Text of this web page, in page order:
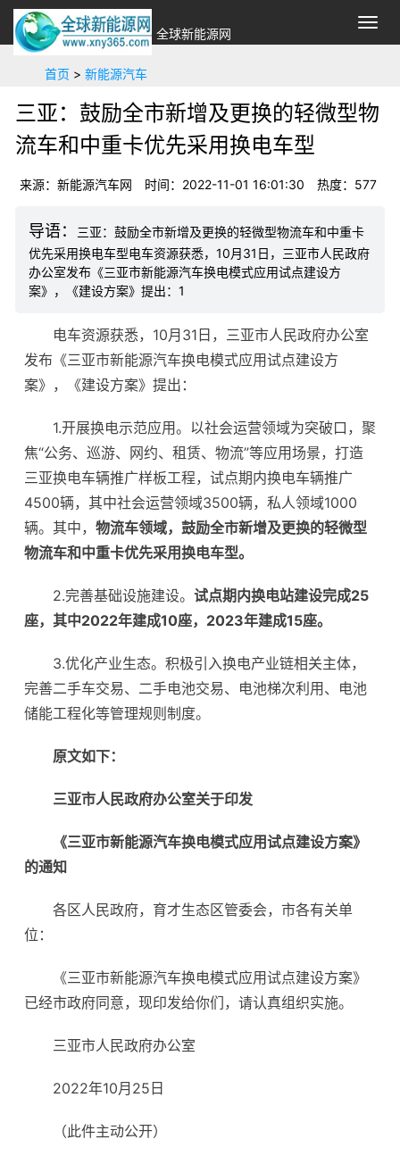
切
换
全球新能源网
首页 > 新能源汽车
三亚：鼓励全市新增及更换的轻微型物
流车和中重卡优先采用换电车型
来源：新能源汽车网 时间：2022-11-01 16:01:30 热度： 577
三亚：鼓励全市新增及更换的轻微型物流车和中重卡
优先采用换电车型电车资源获悉，10月31日，三亚市人民政府
办公室发布《三亚市新能源汽车换电模式应用试点建设方
案》，《建设方案》提出：1
电车资源获悉，10月31日，三亚市人民政府办公室
发布《三亚市新能源汽车换电模式应用试点建设方
案》，《建设方案》提出：
1.开展换电示范应用。以社会运营领域为突破口，聚
焦“公务、巡游、网约、租赁、物流”等应用场景，打造
三亚换电车辆推广样板工程，试点期内换电车辆推广
4500辆，其中社会运营领域3500辆，私人领域1000
辆。其中， 物流车领域，鼓励全市新增及更换的轻微型
物流车和中重卡优先采用换电车型。
2.完善基础设施建设。 试点期内换电站建设完成25
座，其中2022年建成10座，2023年建成15座。
3.优化产业生态。积极引入换电产业链相关主体，
完善二手车交易、二手电池交易、电池梯次利用、电池
储能工程化等管理规则制度。
原文如下：
三亚市人民政府办公室关于印发
《三亚市新能源汽车换电模式应用试点建设方案》
的通知
各区人民政府，育才生态区管委会，市各有关单
位：
《三亚市新能源汽车换电模式应用试点建设方案》
已经市政府同意，现印发给你们，请认真组织实施。
三亚市人民政府办公室
2022年10月25日
（此件主动公开）